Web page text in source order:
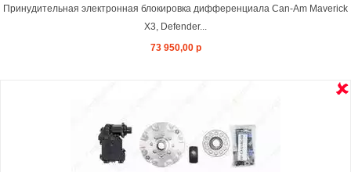
Принудительная электронная блокировка дифференциала Can-Am Maverick
X3, Defender...
73 950,00 р